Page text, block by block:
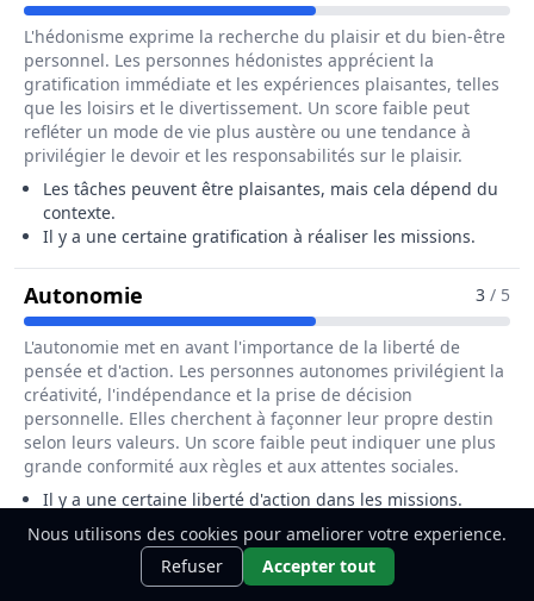
L'hédonisme exprime la recherche du plaisir et du bien-être
personnel. Les personnes hédonistes apprécient la
gratification immédiate et les expériences plaisantes, telles
que les loisirs et le divertissement. Un score faible peut
refléter un mode de vie plus austère ou une tendance à
privilégier le devoir et les responsabilités sur le plaisir.
Les tâches peuvent être plaisantes, mais cela dépend du
contexte.
Il y a une certaine gratification à réaliser les missions.
Autonomie Pour Le Métier De Agent / Agente
3 / 5
L'autonomie met en avant l'importance de la liberté de
pensée et d'action. Les personnes autonomes privilégient la
créativité, l'indépendance et la prise de décision
personnelle. Elles cherchent à façonner leur propre destin
selon leurs valeurs. Un score faible peut indiquer une plus
grande conformité aux règles et aux attentes sociales.
Il y a une certaine liberté d'action dans les missions.
Cependant, des normes et procédures peuvent
restreindre l'autonomie.
Ce métier t'intéresse ?Découvre
comment le devenir.
Nous utilisons des cookies pour ameliorer votre experience.
Refuser
Accepter tout